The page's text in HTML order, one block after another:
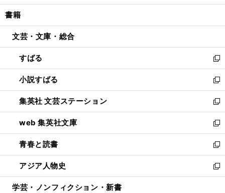
開
ウ
開
ン
ウ
開
く
ウ
ン
ウ
で
開
く
し
ウ
ン
ド
ウ
で
開
く
書籍
文芸・文庫・総合
すばる
新
し
い
ウ
ィ
ン
ド
ウ
で
開
く
小説すばる
新
し
い
ウ
ィ
ン
ド
ウ
で
開
集英社 文芸ステーション
新
し
い
ウ
ィ
ン
ド
ウ
web 集英社文庫
新
し
い
ウ
ィ
ン
青春と読書
新
し
い
ウ
アジア人物史
新
し
学芸・ノンフィクション・新書